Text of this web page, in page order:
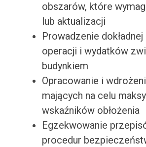
obszarów, które
lub aktualizacji
Prowadzenie
operacji i wydatków
budynkiem
Opracowanie i
mających na celu
wskaźników obłożenia
Egzekwowanie
procedur